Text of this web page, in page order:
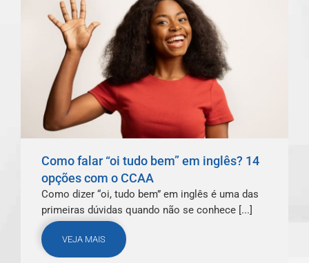
Como falar “oi tudo bem” em inglês? 14
opções com o CCAA
Como dizer “oi, tudo bem” em inglês é uma das
primeiras dúvidas quando não se conhece [...]
VEJA MAIS